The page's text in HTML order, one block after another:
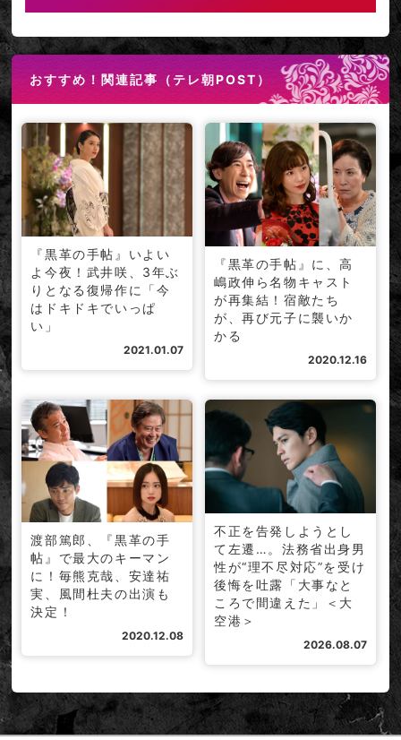
豪華俳優陣勢揃いで制作発表記者会見を開催！武井咲が江口洋介ら
にオリジナルドリンクを振る舞う。すっかり板についた“ママっぷ
テレ朝夏祭りに『黒革の手帖』特製スイーツが登場！（販売は終了いた
しました）
2017年7月4日
福山雅治さん、2年振りとなるテレビドラマ主題歌を担当！
書き下ろしの新曲を提供!! タイトルは「聖域」3年振りの全国ツ
アーも決定し音楽活動、全開モードに!!!
2017年6月13日
江口洋介、仲里依紗、高嶋政伸、真矢ミキ、奥田瑛二、伊東四朗…
武井咲演じる“銀座の女王”原口元子を取り巻く怪物たち、ついに解
2017年5月18日
武井咲さん、中川慎子プロデューサー コメント
おすすめ！関連記事（テレ朝POST）
『黒革の手帖』いよい
よ今夜！武井咲、3年ぶ
りとなる復帰作に「今
はドキドキでいっぱ
い」
2021.01.07
『黒革の手帖』に、高
嶋政伸ら名物キャスト
が再集結！宿敵たち
が、再び元子に襲いか
かる
2020.12.16
渡部篤郎、『黒革の手
帖』で最大のキーマン
に！毎熊克哉、安達祐
実、風間杜夫の出演も
決定！
2020.12.08
不正を告発しようとし
て左遷…。法務省出身男
性が“理不尽対応”を受け
後悔を吐露「大事なと
ころで間違えた」＜大
空港＞
2026.08.07